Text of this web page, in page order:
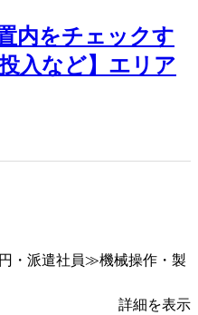
内をチェックす
入など】エリア
・派遣社員≫機械操作・製
詳細を表示